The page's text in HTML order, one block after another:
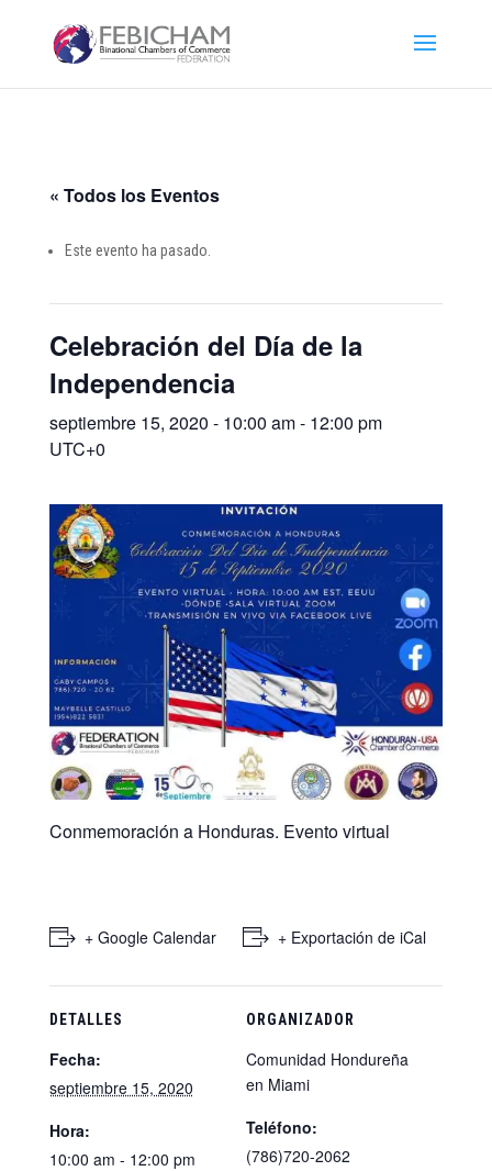
« Todos los Eventos
Este evento ha pasado.
Celebración del Día de la
Independencia
septiembre 15, 2020 - 10:00 am- 12:00 pm
UTC+0
Conmemoración a Honduras. Evento virtual
+ Google Calendar + Exportación de iCal
DETALLES
Fecha:
septiembre 15, 2020
Hora:
10:00 am - 12:00 pm
ORGANIZADOR
Comunidad Hondureña
en Miami
Teléfono:
(786)720-2062